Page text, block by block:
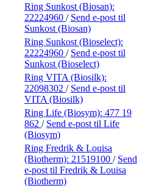
Ring Sunkost (Biosan):
22224960 / Send e-post til
Sunkost (Biosan)
Ring Sunkost (Bioselect):
22224960 / Send e-post til
Sunkost (Bioselect)
Ring VITA (Biosilk):
22098302 / Send e-post til
VITA (Biosilk)
Ring Life (Biosym): 477 19
862 / Send e-post til Life
(Biosym)
Ring Fredrik & Louisa
(Biotherm): 21519100 / Send
e-post til Fredrik & Louisa
(Biotherm)